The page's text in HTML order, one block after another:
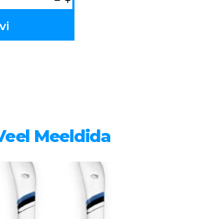
Meeldida